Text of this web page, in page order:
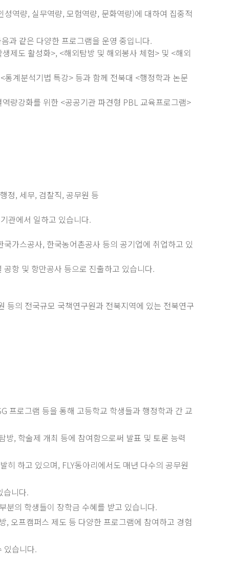
역량, 실무역량, 모험역량, 문화역량)에 대하여 집중적
과 같은 다양한 프로그램을 운영 중입니다.
제도 활성화>, <해외탐방 및 해외봉사 체험> 및 <해외
계분석기법 특강> 등과 함께 전북대 <행정학과 논문
량강화를 위한 <공공기관 파견형 PBL 교육프로그램>
정, 세무, 검찰직, 공무원 등
관에서 일하고 있습니다.
가스공사, 한국농어촌공사 등의 공기업에 취업하고 있
항 및 항만공사 등으로 진출하고 있습니다.
등의 전국규모 국책연구원과 전북지역에 있는 전북연구
프로그램 등을 통해 고등학교 학생들과 행정학과 간 교
, 학술제 개최 등에 참여함으로써 발표 및 토론 능력
히 하고 있으며, FLY동아리에서도 매년 다수의 공무원
습니다.
분의 학생들이 장학금 수혜를 받고 있습니다.
오프캠퍼스 제도 등 다양한 프로그램에 참여하고 경험
있습니다.